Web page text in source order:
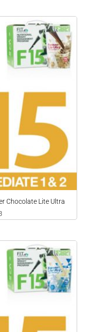
Chocolate Lite Ultra